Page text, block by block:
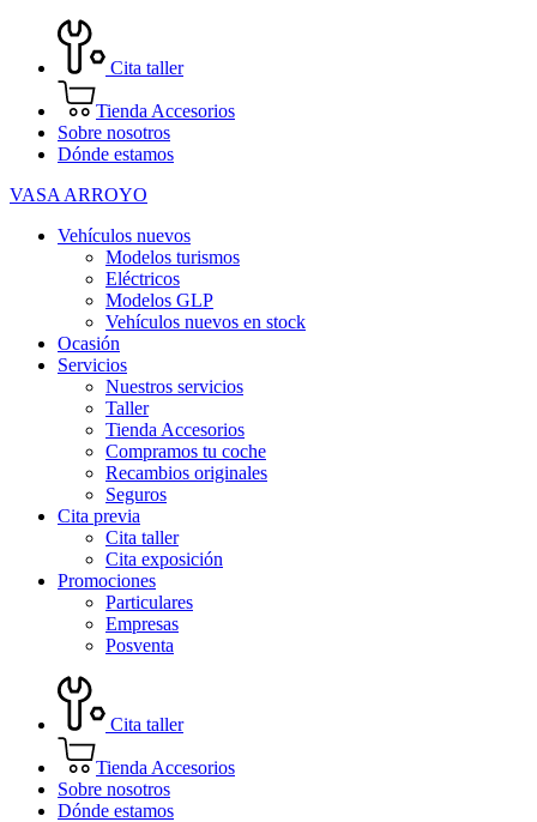
Cita taller
Tienda Accesorios
Sobre nosotros
Dónde estamos
VASA ARROYO
Vehículos nuevos
Modelos turismos
Eléctricos
Modelos GLP
Vehículos nuevos en stock
Ocasión
Servicios
Nuestros servicios
Taller
Tienda Accesorios
Compramos tu coche
Recambios originales
Seguros
Cita previa
Cita taller
Cita exposición
Promociones
Particulares
Empresas
Posventa
Cita taller
Tienda Accesorios
Sobre nosotros
Dónde estamos